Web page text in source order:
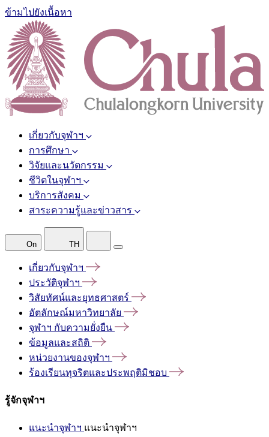
ข้ามไปยังเนื้อหา
เกี่ยวกับจุฬาฯ
การศึกษา
วิจัยและนวัตกรรม
ชีวิตในจุฬาฯ
บริการสังคม
สาระความรู้และข่าวสาร
On TH
เกี่ยวกับจุฬาฯ
ประวัติจุฬาฯ
วิสัยทัศน์และยุทธศาสตร์
อัตลักษณ์มหาวิทยาลัย
จุฬาฯ กับความยั่งยืน
ข้อมูลและสถิติ
หน่วยงานของจุฬาฯ
ร้องเรียนทุจริตและประพฤติมิชอบ
รู้จักจุฬาฯ
แนะนำจุฬาฯ แนะนำจุฬาฯ